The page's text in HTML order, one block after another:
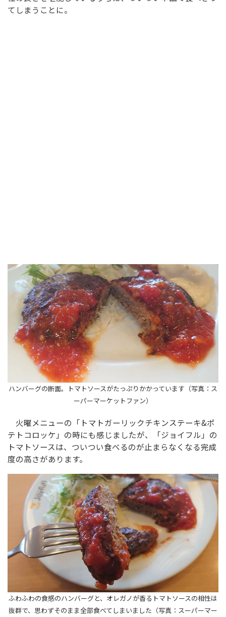
てしまうことに。
ハンバーグの断面。トマトソースがたっぷりかかっています（写真：ス
ーパーマーケットファン）
火曜メニューの「トマトガーリックチキンステーキ&ポ
テトコロッケ」の時にも感じましたが、「ジョイフル」の
トマトソースは、ついつい食べるのが止まらなくなる完成
度の高さがあります。
ふわふわの食感のハンバーグと、オレガノが香るトマトソースの相性は
抜群で、思わずそのまま全部食べてしまいました（写真：スーパーマー